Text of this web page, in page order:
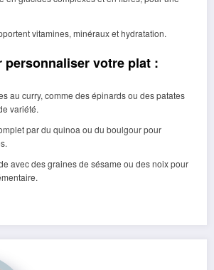
vitamines, minéraux et hydratation.
personnaliser votre plat :
au curry, comme des épinards ou des patates
variété.
par du quinoa ou du boulgour pour
avec des graines de sésame ou des noix pour